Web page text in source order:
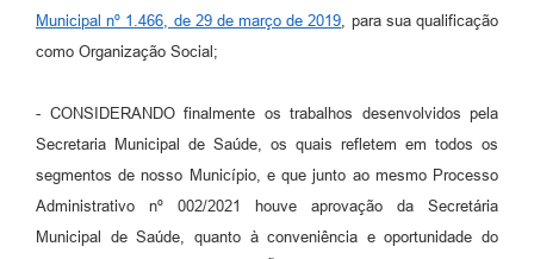
Municipal nº 1.466, de 29 de março de 2019 , para sua qualificação
como Organização Social;
- CONSIDERANDO finalmente os trabalhos desenvolvidos pela
Secretaria Municipal de Saúde, os quais refletem em todos os
segmentos de nosso Município, e que junto ao mesmo Processo
Administrativo nº 002/2021 houve aprovação da Secretária
Municipal de Saúde, quanto à conveniência e oportunidade do